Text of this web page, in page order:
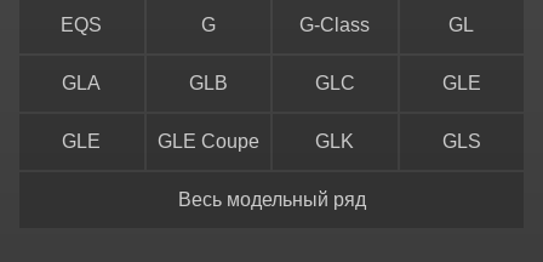
EQS G G-Class GL
GLA GLB GLC GLE
GLE GLE Coupe GLK GLS
Весь модельный ряд